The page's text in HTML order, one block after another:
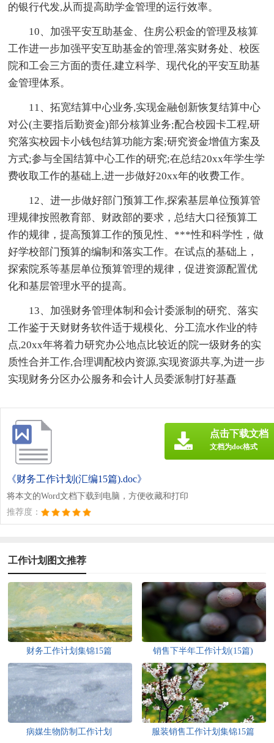
的银行代发,从而提高助学金管理的运行效率。
10、加强平安互助基金、住房公积金的管理及核算
工作进一步加强平安互助基金的管理,落实财务处、校医
院和工会三方面的责任,建立科学、现代化的平安互助基
金管理体系。
11、拓宽结算中心业务,实现金融创新恢复结算中心
对公(主要指后勤资金)部分核算业务;配合校园卡工程,研
究落实校园卡小钱包结算功能方案;研究资金增值方案及
方式;参与全国结算中心工作的研究;在总结20xx年学生学
费收取工作的基础上,进一步做好20xx年的收费工作。
12、进一步做好部门预算工作,探索基层单位预算管
理规律按照教育部、财政部的要求，总结大口径预算工
作的规律，提高预算工作的预见性、***性和科学性，做
好学校部门预算的编制和落实工作。在试点的基础上，
探索院系等基层单位预算管理的规律，促进资源配置优
化和基层管理水平的提高。
13、加强财务管理体制和会计委派制的研究、落实
工作鉴于天财财务软件适于规模化、分工流水作业的特
点,20xx年将着力研究办公地点比较近的院一级财务的实
质性合并工作,合理调配校内资源,实现资源共享,为进一步
实现财务分区办公服务和会计人员委派制打好基矗
《财务工作计划(汇编15篇).doc》
将本文的Word文档下载到电脑，方便收藏和打印
推荐度：
点击下载文档
文档为doc格式
工作计划图文推荐
财务工作计划集锦15篇 销售下半年工作计划(15篇)
病媒生物防制工作计划 服装销售工作计划集锦15篇